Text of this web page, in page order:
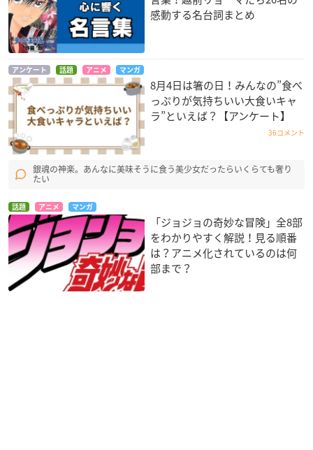
感動する名台詞まとめ
アンケート 話題 アニメ マンガ
8月4日は箸の日！みんなの”食べ
っぷりが気持ちいい大食いキャ
ラ”といえば？【アンケート】
36コメント
銀魂の神楽。あんなに美味そうに食う美少女だったらいくらても奢り
たい
話題 アニメ マンガ
「ジョジョの奇妙な冒険」全8部
をわかりやすく解説！見る順番
は？アニメ化されているのは何
部まで？